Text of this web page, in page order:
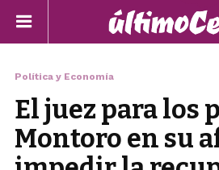
Política y Economía
El juez para los
Montoro en su